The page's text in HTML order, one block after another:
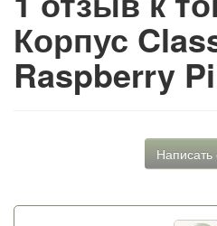
Корпус
Raspberry
Написать